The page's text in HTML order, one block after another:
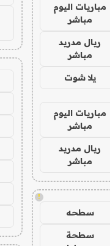
مباريات اليوم
مباشر
ريال مدريد
مباشر
يلا شوت
مباريات اليوم
مباشر
ريال مدريد
مباشر
!
سطحه
سطحة